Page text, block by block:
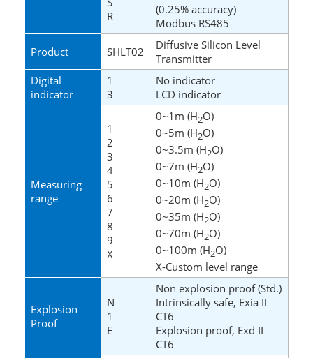
R
(0.25% accuracy)
Modbus RS485
Product SHLT02
Diffusive Silicon Level
Transmitter
Digital
indicator
1
3
No indicator
LCD indicator
Measuring
range
1
2
3
4
5
6
7
8
9
X
0~1m (H2O)
0~5m (H2O)
0~3.5m (H2O)
0~7m (H2O)
0~10m (H2O)
0~20m (H2O)
0~35m (H2O)
0~70m (H2O)
0~100m (H2O)
X-Custom level range
Explosion
Proof
N
1
E
Non explosion proof (Std.)
Intrinsically safe, Exia II
CT6
Explosion proof, Exd II
CT6